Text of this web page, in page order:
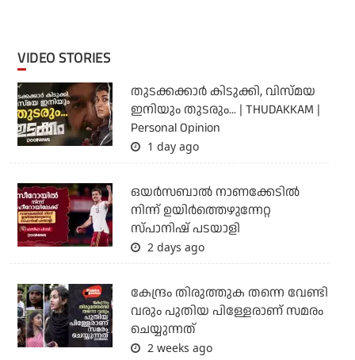
VIDEO STORIES
തുടക്കക്കാര്‍ കിടുക്കി, വിസ്മയ
ഇനിയും തുടരും... | THUDAKKAM |
Personal Opinion
1 day ago
ഒയര്‍സബാൽ നാണക്കേടിൽ
നിന്ന് ഉയിർത്തെഴുന്നേറ്റ
സ്പാനിഷ് പടയാളി
2 days ago
കേന്ദ്രം തിരുത്തുക തന്നെ വേണ്ടി
വരും പുതിയ പിള്ളേരാണ് സമരം
ചെയ്യുന്നത്
2 weeks ago